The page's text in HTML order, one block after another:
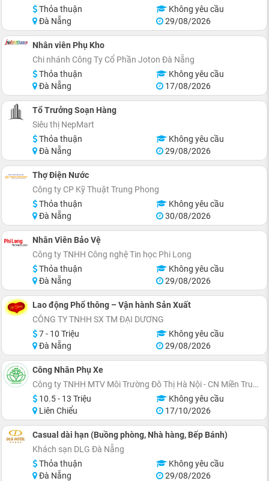
Thỏa thuận
Không yêu cầu
Đà Nẵng
29/08/2026
Nhân viên Phụ Kho
Chi nhánh Công Ty Cổ Phần Joton Đà Nẵng
Thỏa thuận
Không yêu cầu
Đà Nẵng
17/08/2026
Tổ Trưởng Soạn Hàng
Siêu thị NepMart
Thỏa thuận
Không yêu cầu
Đà Nẵng
29/08/2026
Thợ Điện Nước
Công ty CP Kỹ Thuật Trung Phong
Thỏa thuận
Không yêu cầu
Đà Nẵng
30/08/2026
Nhân Viên Bảo Vệ
Công ty TNHH Công nghệ Tin học Phi Long
Thỏa thuận
Không yêu cầu
Đà Nẵng
29/08/2026
Lao động Phổ thông – Vận hành Sản Xuất
CÔNG TY TNHH SX TM ĐẠI DƯƠNG
7 - 10 Triệu
Không yêu cầu
Đà Nẵng
29/08/2026
Công Nhân Phụ Xe
Công ty TNHH MTV Môi Trường Đô Thị Hà Nội - CN Miền Trung
10.5 - 13 Triệu
Không yêu cầu
Liên Chiểu
17/10/2026
Casual dài hạn (Buồng phòng, Nhà hàng, Bếp Bánh)
Khách sạn DLG Đà Nẵng
Thỏa thuận
Không yêu cầu
Đà Nẵng
29/08/2026